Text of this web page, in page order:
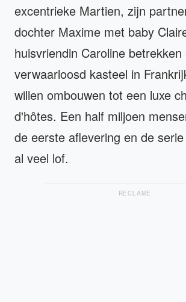
excentrieke Martien, zijn
dochter Maxime met baby
huisvriendin Caroline betrekken
verwaarloosd kasteel in
willen ombouwen tot een luxe
d'hôtes. Een half miljoen
de eerste aflevering en de
al veel lof.
RECLAME